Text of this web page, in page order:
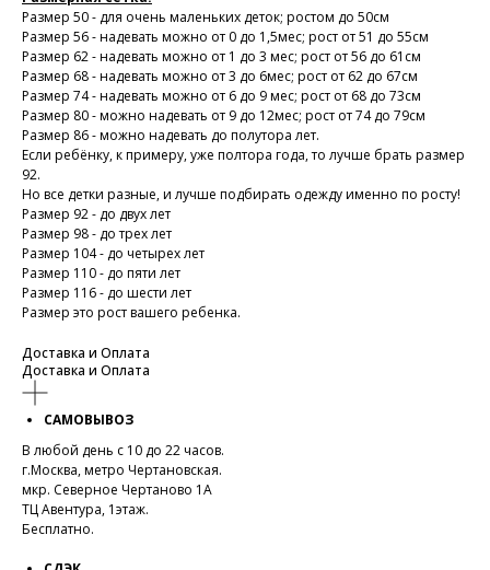
Размер 50 - для очень маленьких деток; ростом до 50см
Размер 56 - надевать можно от 0 до 1,5мес; рост от 51 до 55см
Размер 62 - надевать можно от 1 до 3 мес; рост от 56 до 61см
Размер 68 - надевать можно от 3 до 6мес; рост от 62 до 67см
Размер 74 - надевать можно от 6 до 9 мес; рост от 68 до 73см
Размер 80 - можно надевать от 9 до 12мес; рост от 74 до 79см
Размер 86 - можно надевать до полутора лет.
Если ребёнку, к примеру, уже полтора года, то лучше брать размер
92.
Но все детки разные, и лучше подбирать одежду именно по росту!
Размер 92 - до двух лет
Размер 98 - до трех лет
Размер 104 - до четырех лет
Размер 110 - до пяти лет
Размер 116 - до шести лет
Размер это рост вашего ребенка.
Доставка и Оплата
Доставка и Оплата
САМОВЫВОЗ
В любой день с 10 до 22 часов.
г.Москва, метро Чертановская.
мкр. Северное Чертаново 1А
ТЦ Авентура, 1этаж.
Бесплатно.